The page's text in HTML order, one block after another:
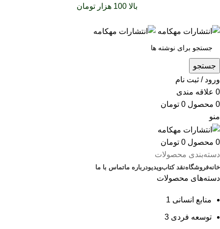
بالا 100 هزار تومان
جستجو
ورود / ثبت نام
0 علاقه مندی
0 محصول 0 تومان
منو
0 محصول 0 تومان
دسته‌بندی محصولات
خانهفروشگاهنقد کتابویدیودرباره‌ ماتماس با ما
دسته‌های محصولات
منابع انسانی 1
توسعه فردی 3